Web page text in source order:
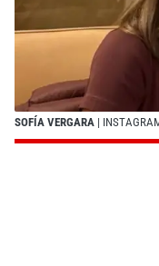
SOFÍA VERGARA |